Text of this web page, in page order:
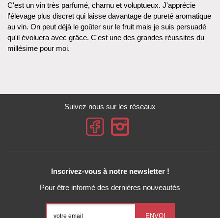
C'est un vin très parfumé, charnu et voluptueux. J'apprécie
l'élevage plus discret qui laisse davantage de pureté aromatique
au vin. On peut déjà le goûter sur le fruit mais je suis persuadé
qu'il évoluera avec grâce. C'est une des grandes réussites du
millésime pour moi.
Suivez nous sur les réseaux
Inscrivez-vous à notre newsletter !
Pour être informé des dernières nouveautés